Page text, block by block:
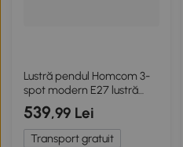
Lustră pendul Homcom 3-
spot modern E27 lustră
suspendată lampă pentru
sufragerie, bucătărie Ø64 x
20 cm Alb Fără becuri
539,99 Lei
Transport gratuit